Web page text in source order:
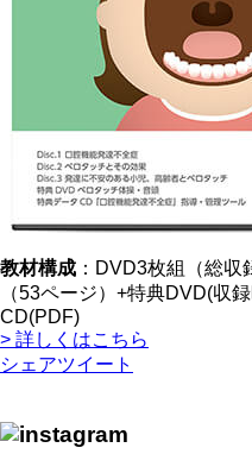
教材構成 ：DVD3枚組（総
（53ページ）+特典DVD(収
CD(PDF)
> 詳しくはこちら
シェアツイート